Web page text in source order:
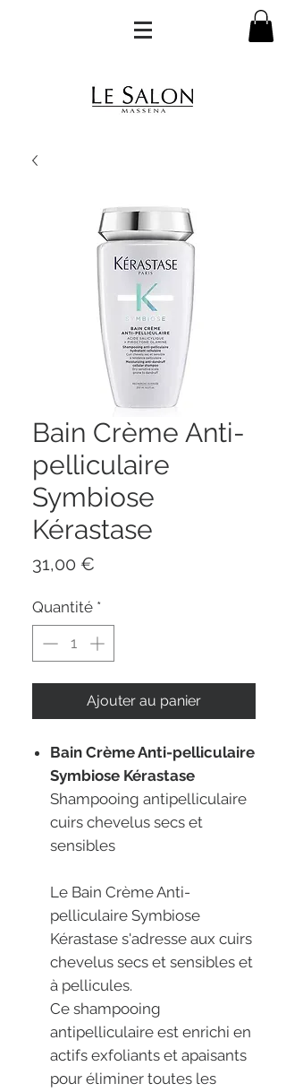
Bain Crème Anti-
pelliculaire
Symbiose
Kérastase
31,00 €
Quantité *
Ajouter au panier
Bain Crème Anti-pelliculaire
Symbiose Kérastase
Shampooing antipelliculaire
cuirs chevelus secs et
sensibles
Le Bain Crème Anti-
pelliculaire Symbiose
Kérastase s'adresse aux cuirs
chevelus secs et sensibles et
à pellicules.
Ce shampooing
antipelliculaire est enrichi en
actifs exfoliants et apaisants
pour éliminer toutes les